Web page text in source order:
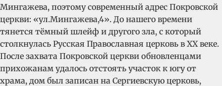
Мингажева, поэтому современный адрес Покровской
церкви: «ул.Мингажева,4». До нашего времени
тянется тёмный шлейф и другого зла, с который
столкнулась Русская Православная церковь в ХХ веке.
После захвата Покровской церкви обновленцами
прихожанам удалось отстоять участок к югу от
храма, дом был записан на Сергиевскую церковь,